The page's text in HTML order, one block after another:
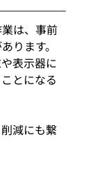
は、事前
ります。
表示器に
とになる
減にも繋